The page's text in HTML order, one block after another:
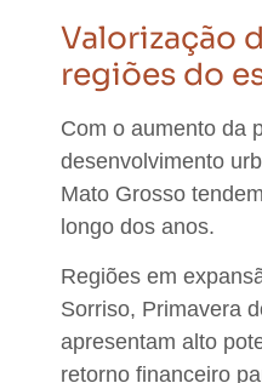
Valorização
regiões do
Com o aumento da
desenvolvimento
Mato Grosso
longo dos anos.
Regiões em
Sorriso, Primavera
apresentam alto
retorno financeiro